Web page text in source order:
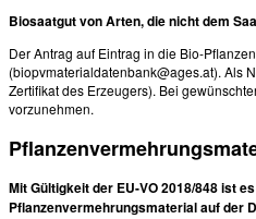
Biosaatgut von Arten, die nicht dem
Der Antrag auf Eintrag in die Bio-
(biopvmaterialdatenbank@ages.at). Als
Zertifikat des Erzeugers). Bei
vorzunehmen.
Mit Gültigkeit der EU-VO 2018/848 ist
Pflanzenvermehrungsmaterial auf der